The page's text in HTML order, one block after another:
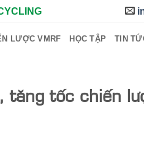
LƯỢC VMRF HỌC TẬP TIN
tăng tốc chiến